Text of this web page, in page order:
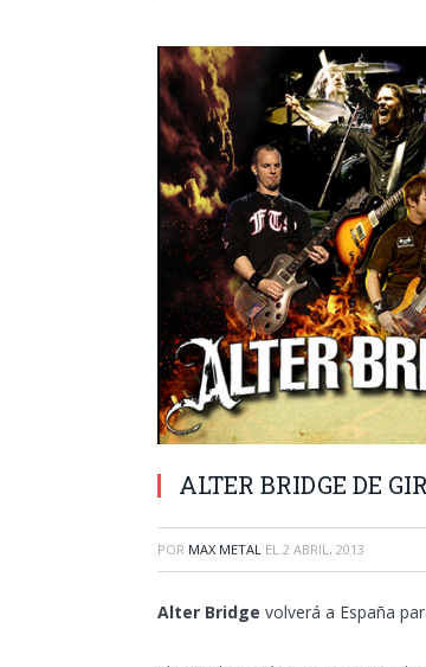
ALTER BRIDGE DE
POR MAX METAL EL 2 ABRIL, 2013
Alter Bridge volverá a España